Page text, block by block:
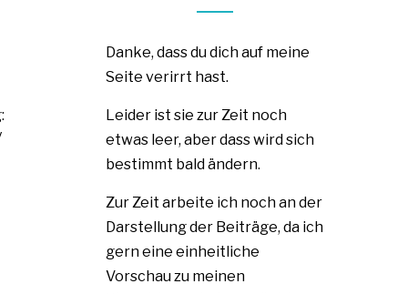
Danke, dass du dich auf meine
Seite verirrt hast.
Leider ist sie zur Zeit noch
etwas leer, aber dass wird sich
bestimmt bald ändern.
Zur Zeit arbeite ich noch an der
Darstellung der Beiträge, da ich
gern eine einheitliche
Vorschau zu meinen